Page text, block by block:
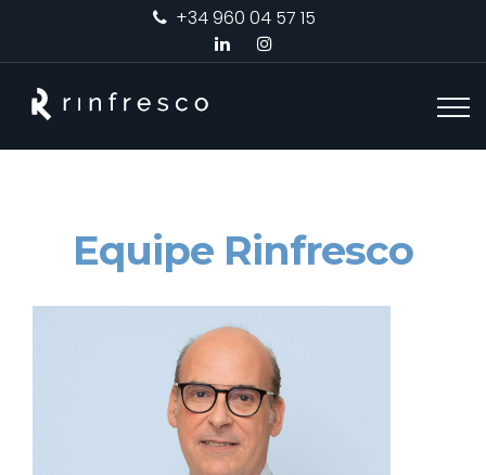
+34 960 04 57 15
Equipe Rinfresco